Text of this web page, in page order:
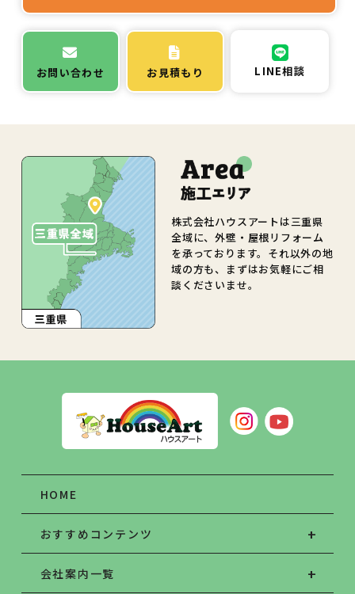
お問い合わせ お見積もり LINE相談
株式会社ハウスアートは三重県
全域に、外壁・屋根リフォーム
を承っております。それ以外の地
域の方も、まずはお気軽にご相
談くださいませ。
HOME
おすすめコンテンツ
会社案内一覧